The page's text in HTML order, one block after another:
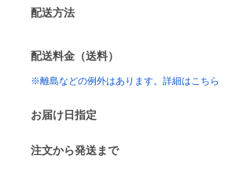
配送方法
配送料金（送料）
※離島などの例外はあります。詳細はこちら
お届け日指定
注文から発送まで